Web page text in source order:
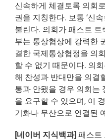
신속하게 체결토록 의회
권을 지칭한다. 보통 ‘신속
불린다. 의회가 패스트
부는 통상협상에 강력한
결한 국제통상협정을 의
할 수 없기 때문이다. 의
해 찬성과 반대만을 의결
통과 안됐을 경우 의회는
을 요구할 수 있으며, 이
기화나 무산으로 연결된
[네이버 지식백과] 패스트